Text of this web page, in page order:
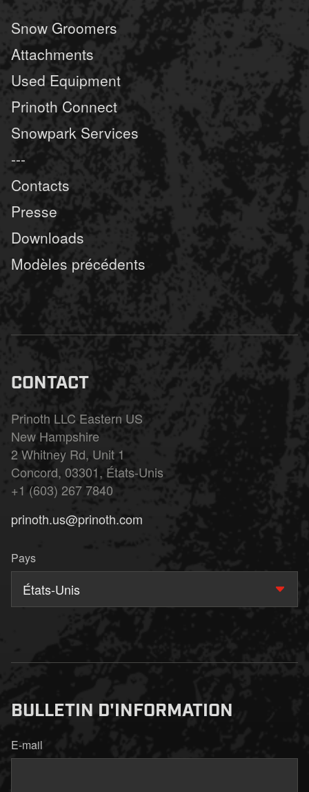
Snow Groomers
Attachments
Used Equipment
Prinoth Connect
Snowpark Services
---
Contacts
Presse
Downloads
Modèles précédents
CONTACT
Prinoth LLC Eastern US
New Hampshire
2 Whitney Rd, Unit 1
Concord, 03301, États-Unis
+1 (603) 267 7840
prinoth.us@prinoth.com
Pays
États-Unis
BULLETIN D'INFORMATION
E-mail